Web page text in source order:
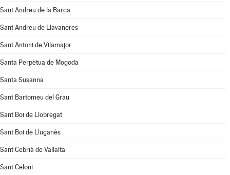
Sant Andreu de la Barca
Sant Andreu de Llavaneres
Sant Antoni de Vilamajor
Santa Perpètua de Mogoda
Santa Susanna
Sant Bartomeu del Grau
Sant Boi de Llobregat
Sant Boi de Lluçanès
Sant Cebrià de Vallalta
Sant Celoni